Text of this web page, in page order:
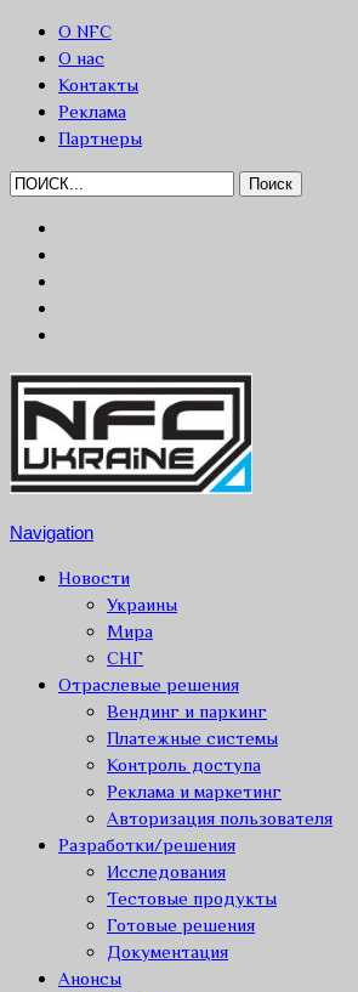
О NFC
О нас
Контакты
Реклама
Партнеры
Navigation
Новости
Украины
Мира
СНГ
Отраслевые решения
Вендинг и паркинг
Платежные системы
Контроль доступа
Реклама и маркетинг
Авторизация пользователя
Разработки/решения
Исследования
Тестовые продукты
Готовые решения
Документация
Анонсы